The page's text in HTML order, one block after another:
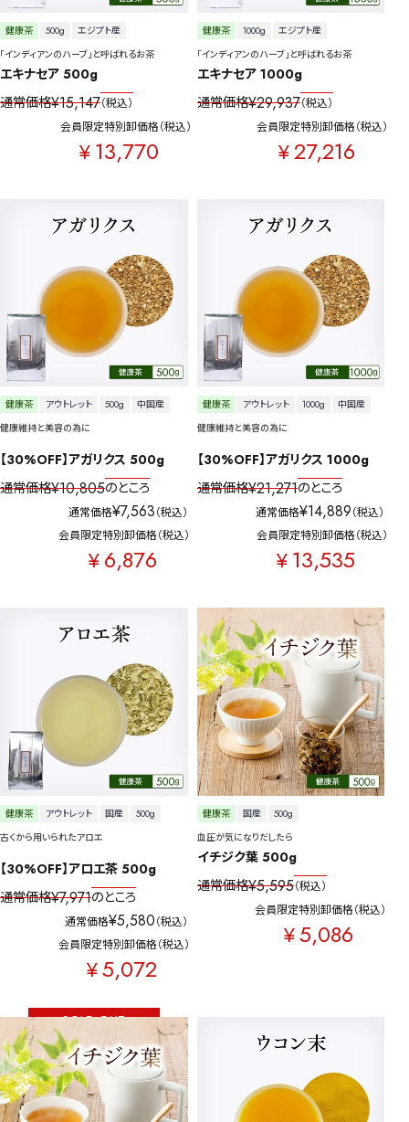
詳細検索
キーワードで探す
水出しお試しルイボスカモミール 仙鶴草深蒸し茶業務用大容量
予算・価格で探す
茶葉を選択
健康茶 ハーブティー 緑茶
中国茶
容量を選択
100g 500g 1000g
健康茶 500g
エジプト産
「インディアンのハーブ」と呼ばれるお茶
エキナセア 500g
通常価格¥15,147 税込
会員限定特別卸価格
¥ 13,770
税込
健康茶 1000g
エジプト産
「インディアンのハーブ」と呼ばれるお茶
エキナセア 1000g
通常価格¥29,937 税込
会員限定特別卸価格
¥27,216
税込
健康茶 アウトレット 500g
中国産
健康維持と美容の為に
【30%OFF】アガリクス 500g
通常価格¥10,805のところ
通常価格¥7,563 税込
会員限定特別卸価格
¥6,876
税込
健康茶 アウトレット 1000g
中国産
健康維持と美容の為に
【30%OFF】アガリクス 1000g
通常価格¥21,271のところ
通常価格¥14,889 税込
会員限定特別卸価格
¥13,535
税込
健康茶 アウトレット 国産
500g
古くから用いられたアロエ
【30%OFF】アロエ茶 500g
通常価格¥7,971のところ
通常価格¥5,580 税込
会員限定特別卸価格
¥5,072
税込
SOLD OUT
健康茶 国産
500g
血圧が気になりだしたら
イチジク葉 500g
通常価格¥5,595 税込
会員限定特別卸価格
¥5,086
税込